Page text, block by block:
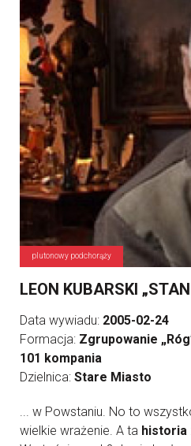
plutonowy podchorąży
LEON KUBARSKI
Data wywiadu: 2005-02-24
Formacja: Zgrupowanie
101 kompania
Dzielnica: Stare Miasto
... w Powstaniu. No to
wielkie wrażenie. A ta historia